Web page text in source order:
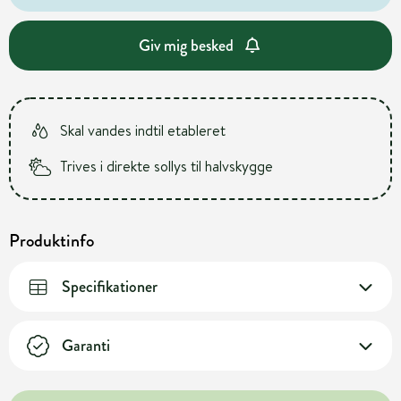
Giv mig besked
Skal vandes indtil etableret
Trives i direkte sollys til halvskygge
Produktinfo
Specifikationer
Garanti